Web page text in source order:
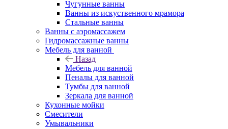
Чугунные ванны
Ванны из искуственного мрамора
Стальные ванны
Ванны с аэромассажем
Гидромассажные ванны
Мебель для ванной
Назад
Мебель для ванной
Пеналы для ванной
Тумбы для ванной
Зеркала для ванной
Кухонные мойки
Смесители
Умывальники